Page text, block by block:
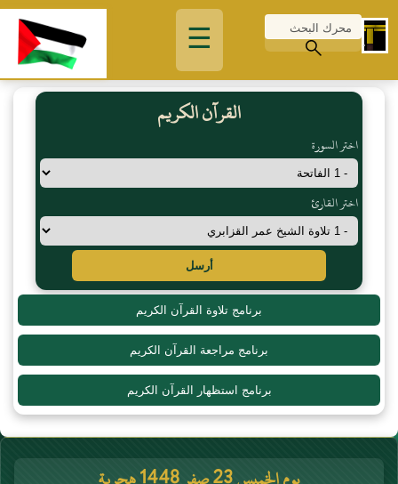
☰
القرآن الكريم
اختر السورة
اختر القارئ
أرسل
برنامج تلاوة القرآن الكريم
برنامج مراجعة القرآن الكريم
برنامج استظهار القرآن الكريم